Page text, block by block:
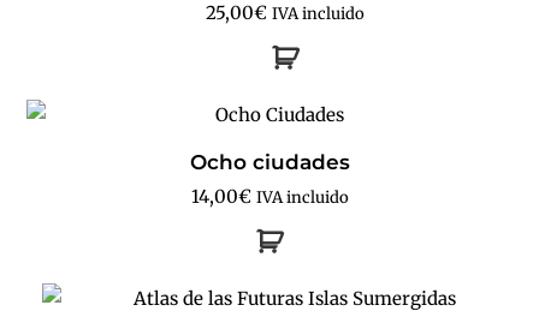
25,00€ IVA incluido
Ocho ciudades
14,00€ IVA incluido